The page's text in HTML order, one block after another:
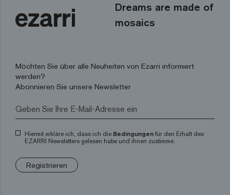
Dreams are made of
mosaics
Möchten Sie über alle Neuheiten von Ezarri informiert
werden?
Abonnieren Sie unsere Newsletter
Hiermit erkläre ich, dass ich die Bedingungen für den Erhalt des
EZARRI Newsletters gelesen habe und ihnen zustimme.
Registrieren